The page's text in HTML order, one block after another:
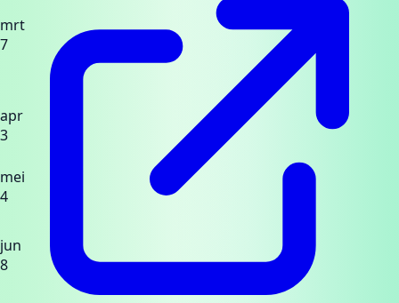
mrt
7
apr
3
mei
4
jun
8